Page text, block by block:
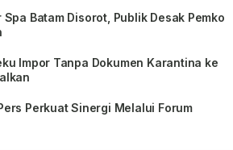
Batam Disorot, Publik Desak Pemko
Impor Tanpa Dokumen Karantina ke
Perkuat Sinergi Melalui Forum